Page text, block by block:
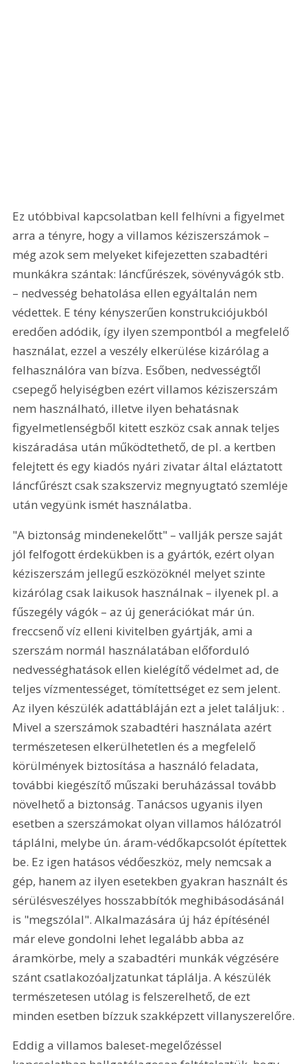
Ez utóbbival kapcsolatban kell felhívni a figyelmet
arra a tényre, hogy a villamos kéziszerszámok –
még azok sem melyeket kifejezetten szabadtéri
munkákra szántak: láncfűrészek, sövényvágók stb.
– nedvesség behatolása ellen egyáltalán nem
védettek. E tény kényszerűen konstrukciójukból
eredően adódik, így ilyen szempontból a megfelelő
használat, ezzel a veszély elkerülése kizárólag a
felhasználóra van bízva. Esőben, nedvességtől
csepegő helyiségben ezért villamos kéziszerszám
nem használható, illetve ilyen behatásnak
figyelmetlenségből kitett eszköz csak annak teljes
kiszáradása után működtethető, de pl. a kertben
felejtett és egy kiadós nyári zivatar által eláztatott
láncfűrészt csak szakszerviz megnyugtató szemléje
után vegyünk ismét használatba.
"A biztonság mindenekelőtt" – vallják persze saját
jól felfogott érdekükben is a gyártók, ezért olyan
kéziszerszám jellegű eszközöknél melyet szinte
kizárólag csak laikusok használnak – ilyenek pl. a
fűszegély vágók – az új generációkat már ún.
freccsenő víz elleni kivitelben gyártják, ami a
szerszám normál használatában előforduló
nedvességhatások ellen kielégítő védelmet ad, de
teljes vízmentességet, tömítettséget ez sem jelent.
Az ilyen készülék adattábláján ezt a jelet találjuk: .
Mivel a szerszámok szabadtéri használata azért
természetesen elkerülhetetlen és a megfelelő
körülmények biztosítása a használó feladata,
további kiegészítő műszaki beruházással tovább
növelhető a biztonság. Tanácsos ugyanis ilyen
esetben a szerszámokat olyan villamos hálózatról
táplálni, melybe ún. áram-védőkapcsolót építettek
be. Ez igen hatásos védőeszköz, mely nemcsak a
gép, hanem az ilyen esetekben gyakran használt és
sérülésveszélyes hosszabbítók meghibásodásánál
is "megszólal". Alkalmazására új ház építésénél
már eleve gondolni lehet legalább abba az
áramkörbe, mely a szabadtéri munkák végzésére
szánt csatlakozóaljzatunkat táplálja. A készülék
természetesen utólag is felszerelhető, de ezt
minden esetben bízzuk szakképzett villanyszerelőre.
Eddig a villamos baleset-megelőzéssel